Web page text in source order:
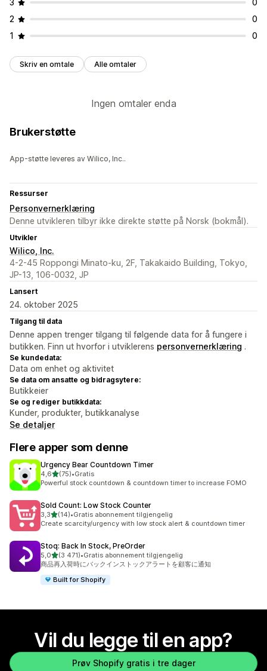
3
0
2
0
1
0
Skriv en omtale Alle omtaler
Ingen omtaler enda
Brukerstøtte
App-støtte leveres av Wilico, Inc..
Ressurser
Personvernerklæring
Denne utvikleren tilbyr ikke direkte støtte på Norsk (bokmål).
Utvikler
Wilico, Inc.
4-2-45 Roppongi Minato-ku, 2F, Takakaido Building, Tokyo,
JP-13, 106-0032, JP
Lansert
24. oktober 2025
Tilgang til data
Denne appen trenger tilgang til følgende data for å fungere i
butikken. Finn ut hvorfor i utviklerens personvernerklæring .
Se kundedata:
Data om enhet og aktivitet
Se data om ansatte og bidragsytere:
Butikkeier
Se og rediger butikkdata:
Kunder, produkter, butikkanalyse
Se detaljer
Flere apper som denne
Urgency Bear Countdown Timer
4,6av 5 stjerner
(75)
Totalt 75 omtaler
•Gratis
Powerful stock countdown & countdown timer to increase FOMO
Sold Count: Low Stock Counter
3,3av 5 stjerner
(14)
Totalt 14 omtaler
•Gratis abonnement tilgjengelig
Create scarcity/urgency with low stock alert & countdown timer
Stoq: Back In Stock, PreOrder
5,0av 5 stjerner
(3 471)
Totalt 3471 omtaler
•Gratis abonnement tilgjengelig
商品再入荷時にバックインストックアラートを顧客に通知
Built for Shopify
Vil du legge til en app?
Prøv Shopify gratis i tre dager